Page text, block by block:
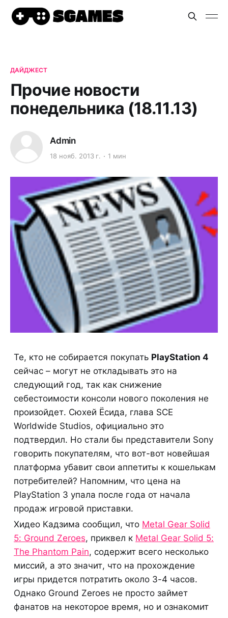
ДАЙДЖЕСТ
Прочие новости
понедельника (18.11.13)
Admin
18 нояб. 2013 г. 1 мин
Те, кто не собирается покупать PlayStation 4
сейчас – могут не откладывать это на
следующий год, так как снижение
себестоимости консоли нового поколения не
произойдет. Сюхей Ёсида, глава SCE
Worldwide Studios, официально это
подтвердил. Но стали бы представители Sony
говорить покупателям, что вот-вот новейшая
платформа убавит свои аппетиты к кошелькам
потребителей? Напомним, что цена на
PlayStation 3 упала после года от начала
продаж игровой приставки.
Хидео Кадзима сообщил, что Metal Gear Solid
5: Ground Zeroes, приквел к Metal Gear Solid 5:
The Phantom Pain, содержит всего несколько
миссий, а это значит, что на прохождение
игры придется потратить около 3-4 часов.
Однако Ground Zeroes не просто займет
фанатов на некоторое время, но и ознакомит